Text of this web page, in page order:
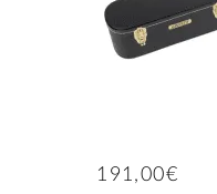
191,00€